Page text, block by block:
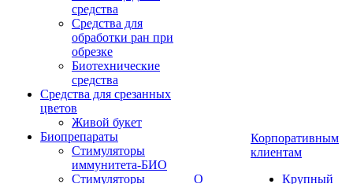
средства
Средства для
обработки ран при
обрезке
Биотехнические
средства
Средства для срезанных
цветов
Живой букет
Биопрепараты
Стимуляторы
иммунитета-БИО
Стимуляторы
О
Корпоративным
клиентам
Крупный